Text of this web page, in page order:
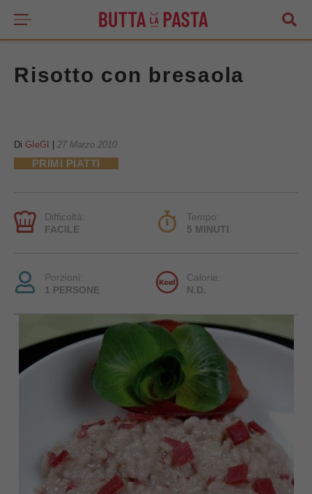
Risotto con bresaola
Di GIeGI 27 Marzo 2010
PRIMI PIATTI
Difficoltà:
FACILE
Tempo:
5 MINUTI
Porzioni:
1 PERSONE
Calorie:
N.D.